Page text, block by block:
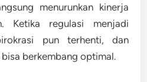
menurunkan kinerja
. Ketika regulasi menjadi
pun terhenti, dan
berkembang optimal.